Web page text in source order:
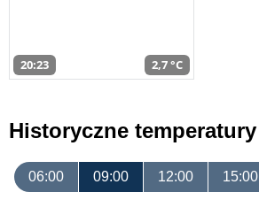
20:23 2,7 °C
Historyczne temperatury
06:00 09:00 12:00 15:00